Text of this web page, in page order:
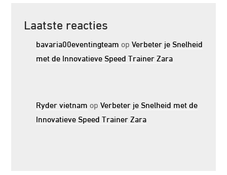
Laatste reacties
bavaria00eventingteam opVerbeter je Snelheid
met de Innovatieve Speed Trainer Zara
Ryder vietnam opVerbeter je Snelheid met de
Innovatieve Speed Trainer Zara